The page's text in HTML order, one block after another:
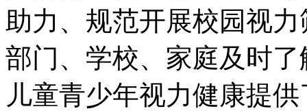
助力、规范开展校园视
部门、学校、家庭及时
儿童青少年视力健康提